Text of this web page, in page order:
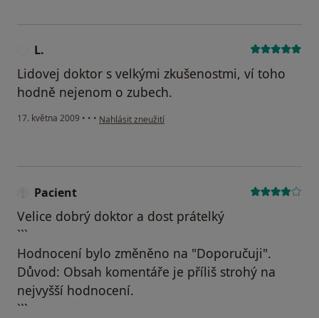
L.
Lidovej doktor s velkými zkušenostmi, ví toho
hodně nejenom o zubech.
17. května 2009 • • • podle názoru uživatele L.
Nahlásit zneužití
Pacient
Velice dobrý doktor a dost prátelký
```
Hodnocení bylo změněno na "Doporučuji".
Důvod: Obsah komentáře je příliš strohý na
nejvyšší hodnocení.
```